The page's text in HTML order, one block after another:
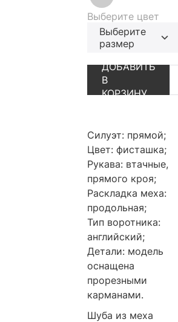
ПЕРЕЙТИ В
Выберите цвет
Выберите
размер
ДОБАВИТЬ
В
КОРЗИНУ
Силуэт: прямой;
Цвет: фисташка;
Рукава: втачные,
прямого кроя;
Раскладка меха:
продольная;
Тип воротника:
английский;
Детали: модель
оснащена
прорезными
карманами.
Шуба из меха